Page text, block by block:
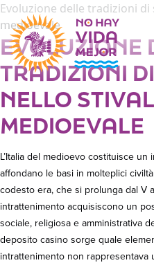
Evoluzione delle tradizioni di
medioevale
EVOLUZIONE
TRADIZIONI
NELLO
MEDIOEVALE
L’Italia del medioevo costituisce
affondano le basi in molteplici
codesto era, che si prolunga dal V
intrattenimento acquisiscono un
sociale, religiosa e amministrativa
deposito casino sorge quale
intrattenimento non rappresentava